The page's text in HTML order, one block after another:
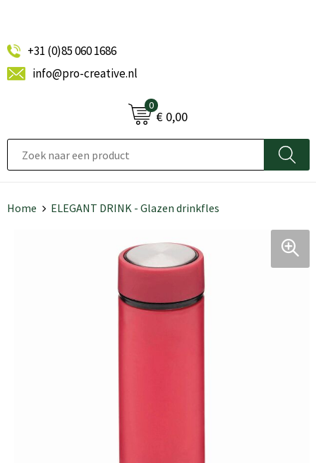
+31 (0)85 060 1686
info@pro-creative.nl
0
€ 0,00
Home ELEGANT DRINK - Glazen drinkfles